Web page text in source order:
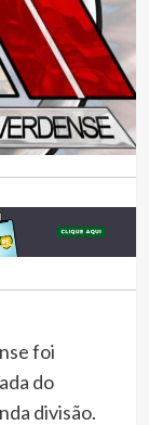
foi
do
divisão.